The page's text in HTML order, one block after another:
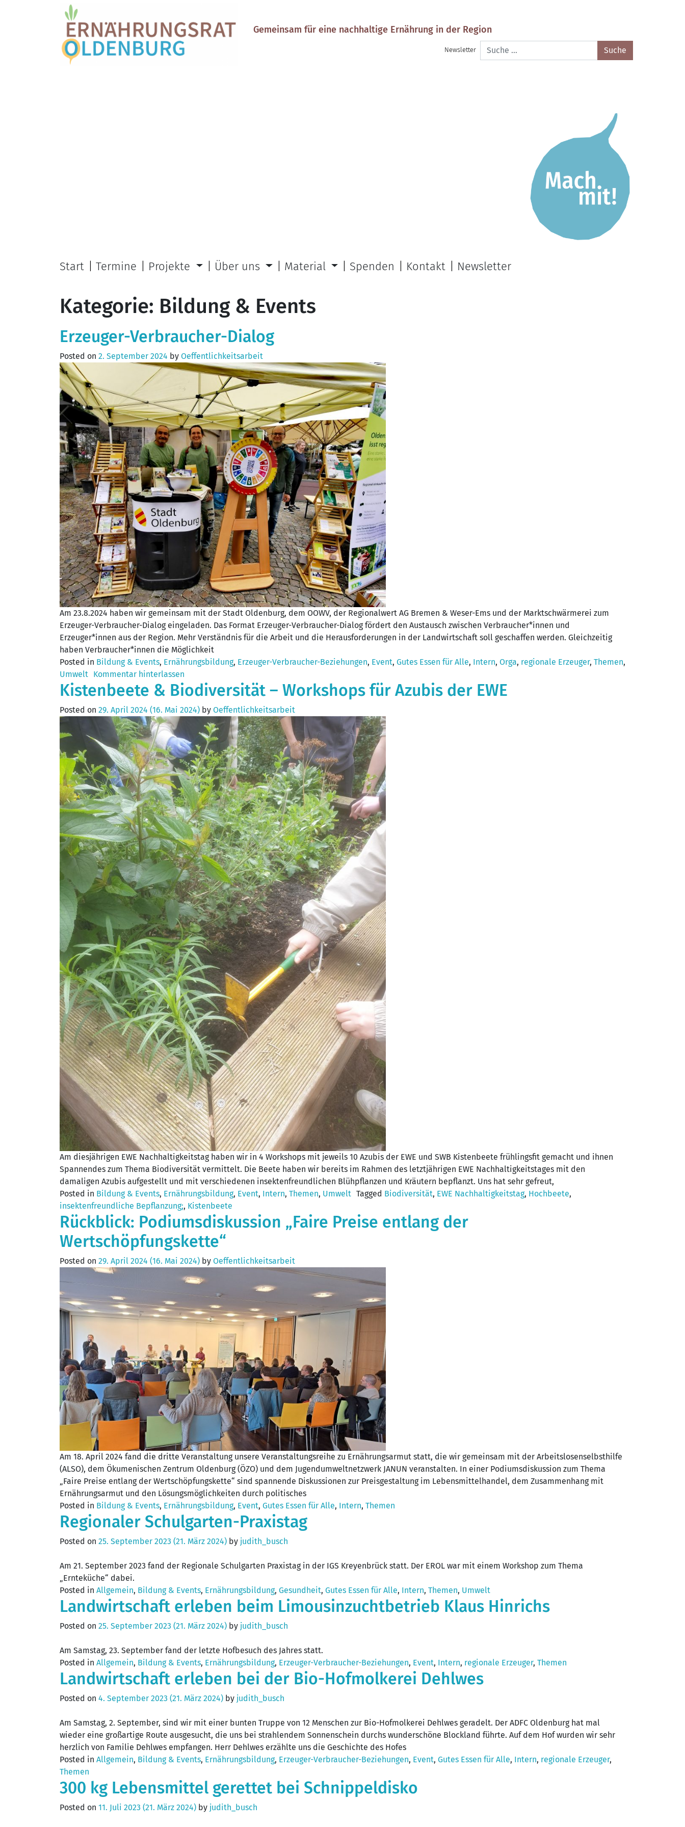
Gemeinsam für eine nachhaltige Ernährung in der Region
Newsletter
Suche
nach:
Start Termine Projekte Über uns Material Spenden Kontakt Newsletter
Kategorie: Bildung & Events
Erzeuger-Verbraucher-Dialog
Posted on 2. September 2024 by Oeffentlichkeitsarbeit
Am 23.8.2024 haben wir gemeinsam mit der Stadt Oldenburg, dem OOWV, der Regionalwert AG Bremen & Weser-Ems und der Marktschwärmerei zum
Erzeuger-Verbraucher-Dialog eingeladen. Das Format Erzeuger-Verbraucher-Dialog fördert den Austausch zwischen Verbraucher*innen und
Erzeuger*innen aus der Region. Mehr Verständnis für die Arbeit und die Herausforderungen in der Landwirtschaft soll geschaffen werden. Gleichzeitig
haben Verbraucher*innen die Möglichkeit
Posted in Bildung & Events, Ernährungsbildung, Erzeuger-Verbraucher-Beziehungen, Event, Gutes Essen für Alle, Intern, Orga, regionale Erzeuger, Themen,
Umwelt Kommentar hinterlassen
Kistenbeete & Biodiversität – Workshops für Azubis der EWE
Posted on 29. April 2024 (16. Mai 2024) by Oeffentlichkeitsarbeit
Am diesjährigen EWE Nachhaltigkeitstag haben wir in 4 Workshops mit jeweils 10 Azubis der EWE und SWB Kistenbeete frühlingsfit gemacht und ihnen
Spannendes zum Thema Biodiversität vermittelt. Die Beete haben wir bereits im Rahmen des letztjährigen EWE Nachhaltigkeitstages mit den
damaligen Azubis aufgestellt und mit verschiedenen insektenfreundlichen Blühpflanzen und Kräutern bepflanzt. Uns hat sehr gefreut,
Posted in Bildung & Events, Ernährungsbildung, Event, Intern, Themen, Umwelt Tagged Biodiversität, EWE Nachhaltigkeitstag, Hochbeete,
insektenfreundliche Bepflanzung;, Kistenbeete
Rückblick: Podiumsdiskussion „Faire Preise entlang der
Wertschöpfungskette“
Posted on 29. April 2024 (16. Mai 2024) by Oeffentlichkeitsarbeit
Am 18. April 2024 fand die dritte Veranstaltung unsere Veranstaltungsreihe zu Ernährungsarmut statt, die wir gemeinsam mit der Arbeitslosenselbsthilfe
(ALSO), dem Ökumenischen Zentrum Oldenburg (ÖZO) und dem Jugendumweltnetzwerk JANUN veranstalten. In einer Podiumsdiskussion zum Thema
„Faire Preise entlang der Wertschöpfungskette“ sind spannende Diskussionen zur Preisgestaltung im Lebensmittelhandel, dem Zusammenhang mit
Ernährungsarmut und den Lösungsmöglichkeiten durch politisches
Posted in Bildung & Events, Ernährungsbildung, Event, Gutes Essen für Alle, Intern, Themen
Regionaler Schulgarten-Praxistag
Posted on 25. September 2023 (21. März 2024) by judith_busch
Am 21. September 2023 fand der Regionale Schulgarten Praxistag in der IGS Kreyenbrück statt. Der EROL war mit einem Workshop zum Thema
„Ernteküche“ dabei.
Posted in Allgemein, Bildung & Events, Ernährungsbildung, Gesundheit, Gutes Essen für Alle, Intern, Themen, Umwelt
Landwirtschaft erleben beim Limousinzuchtbetrieb Klaus Hinrichs
Posted on 25. September 2023 (21. März 2024) by judith_busch
Am Samstag, 23. September fand der letzte Hofbesuch des Jahres statt.
Posted in Allgemein, Bildung & Events, Ernährungsbildung, Erzeuger-Verbraucher-Beziehungen, Event, Intern, regionale Erzeuger, Themen
Landwirtschaft erleben bei der Bio-Hofmolkerei Dehlwes
Posted on 4. September 2023 (21. März 2024) by judith_busch
Am Samstag, 2. September, sind wir mit einer bunten Truppe von 12 Menschen zur Bio-Hofmolkerei Dehlwes geradelt. Der ADFC Oldenburg hat mal
wieder eine großartige Route ausgesucht, die uns bei strahlendem Sonnenschein durchs wunderschöne Blockland führte. Auf dem Hof wurden wir sehr
herzlich von Familie Dehlwes empfangen. Herr Dehlwes erzählte uns die Geschichte des Hofes
Posted in Allgemein, Bildung & Events, Ernährungsbildung, Erzeuger-Verbraucher-Beziehungen, Event, Gutes Essen für Alle, Intern, regionale Erzeuger,
Themen
300 kg Lebensmittel gerettet bei Schnippeldisko
Posted on 11. Juli 2023 (21. März 2024) by judith_busch